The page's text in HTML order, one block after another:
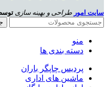
سایت امور طراحی و بهینه سازی توسط
منو
دسته بندی ها
پردیس چاپگر باران
ماشین های اداری